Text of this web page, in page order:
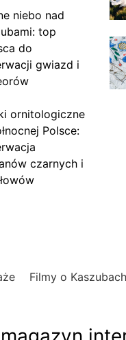
niebo nad
top
do
gwiazd i
ornitologiczne
Polsce:
czarnych i
Filmy o Kaszubach